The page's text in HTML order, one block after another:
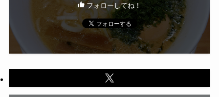
フォローしてね！